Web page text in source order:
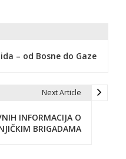
– od Bosne do Gaze
Next Article
INFORMACIJA O
BRIGADAMA